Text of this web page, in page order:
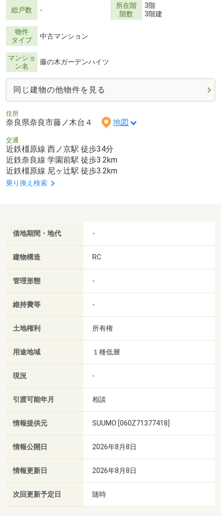
総戸数 -
所在階
階数
3階
3階建
物件
タイプ
中古マンション
マンショ
ン名
藤の木ガーデンハイツ
同じ建物の他物件を見る
住所
奈良県奈良市藤ノ木台４ 地図
交通
近鉄橿原線 西ノ京駅 徒歩34分
近鉄奈良線 学園前駅 徒歩3.2km
近鉄橿原線 尼ヶ辻駅 徒歩3.2km
乗り換え検索
借地期間・地代 -
建物構造 RC
管理形態 -
維持費等 -
土地権利 所有権
用途地域 １種低層
現況 -
引渡可能年月 相談
情報提供元 SUUMO [060Z71377418]
情報公開日 2026年8月8日
情報更新日 2026年8月8日
次回更新予定日 随時